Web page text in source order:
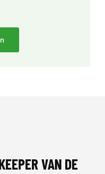
VAN DE